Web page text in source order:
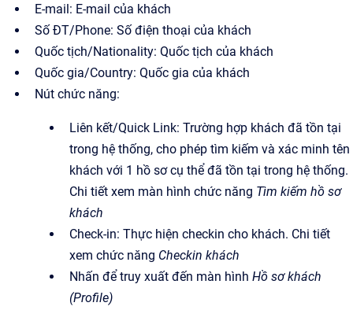
E-mail: E-mail của khách
Số ĐT/Phone: Số điện thoại của khách
Quốc tịch/Nationality: Quốc tịch của khách
Quốc gia/Country: Quốc gia của khách
Nút chức năng:
Liên kết/Quick Link: Trường hợp khách đã tồn tại
trong hệ thống, cho phép tìm kiếm và xác minh tên
khách với 1 hồ sơ cụ thể đã tồn tại trong hệ thống.
Chi tiết xem màn hình chức năng Tìm kiếm hồ sơ
khách
Check-in: Thực hiện checkin cho khách. Chi tiết
xem chức năng Checkin khách
Nhấn để truy xuất đến màn hình Hồ sơ khách
(Profile)